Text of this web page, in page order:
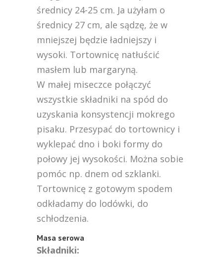
średnicy 24-25 cm. Ja użyłam o
średnicy 27 cm, ale sądzę, że w
mniejszej będzie ładniejszy i
wysoki. Tortownicę natłuścić
masłem lub margaryną.
W małej miseczce połączyć
wszystkie składniki na spód do
uzyskania konsystencji mokrego
pisaku. Przesypać do tortownicy i
wyklepać dno i boki formy do
połowy jej wysokości. Można sobie
pomóc np. dnem od szklanki.
Tortownicę z gotowym spodem
odkładamy do lodówki, do
schłodzenia.
Masa serowa
Składniki: